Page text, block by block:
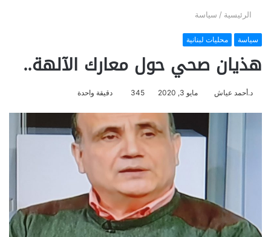
الرئيسية / سياسة
سياسة محليات لبنانية
هذيان صحي حول معارك الآلهة..
د.أحمد عياش مايو 3, 2020 345 دقيقة واحدة